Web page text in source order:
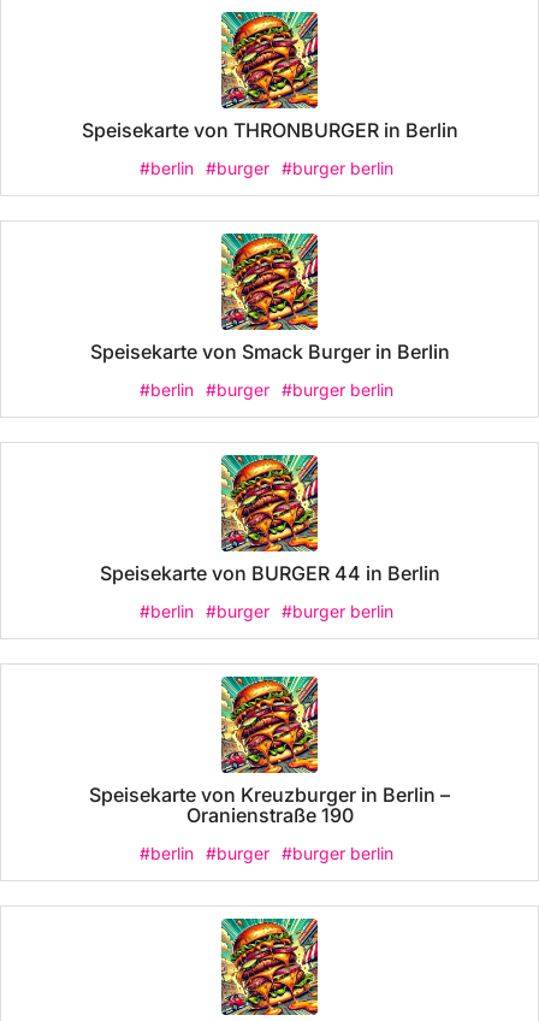
Speisekarte von THRONBURGER in Berlin
#berlin #burger #burger berlin
Speisekarte von Smack Burger in Berlin
#berlin #burger #burger berlin
Speisekarte von BURGER 44 in Berlin
#berlin #burger #burger berlin
Speisekarte von Kreuzburger in Berlin –
Oranienstraße 190
#berlin #burger #burger berlin